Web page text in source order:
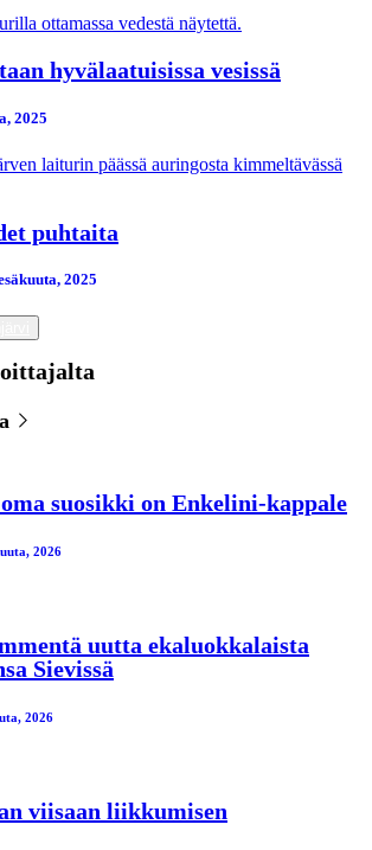
hyvälaatuisissa vesissä
2025
puhtaita
2025
suosikki on Enkelini-kappale
2026
uutta ekaluokkalaista
Sievissä
2026
viisaan liikkumisen